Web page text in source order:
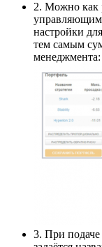
2. Можно как
настройки
тем самым
менеджмента:
3. При